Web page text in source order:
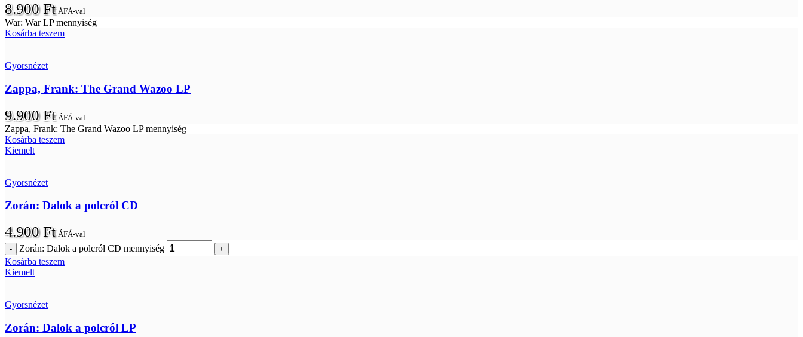
8.900Ft ÁFÁ-val
War: War LP mennyiség
Kosárba teszem
Gyorsnézet
Zappa, Frank: The Grand Wazoo LP
9.900Ft ÁFÁ-val
Zappa, Frank: The Grand Wazoo LP mennyiség
Kosárba teszem
Kiemelt
Gyorsnézet
Zorán: Dalok a polcról CD
4.900Ft ÁFÁ-val
Zorán: Dalok a polcról CD mennyiség
Kosárba teszem
Kiemelt
Gyorsnézet
Zorán: Dalok a polcról LP